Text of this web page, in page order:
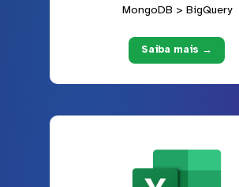
MongoDB > BigQuery
Saiba mais →